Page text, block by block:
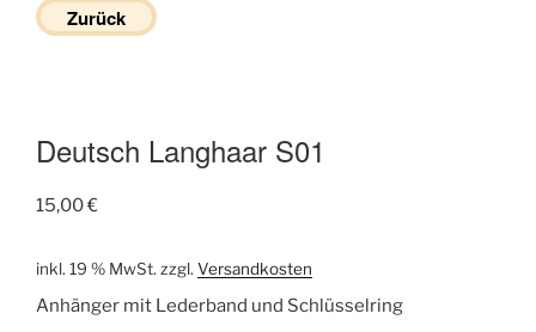
Zurück
Deutsch Langhaar S01
15,00€
inkl. 19 % MwSt. zzgl. Versandkosten
Anhänger mit Lederband und Schlüsselring